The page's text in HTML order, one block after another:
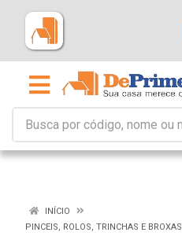
INÍCIO
PINCEIS, ROLOS, TRINCHAS E BROXAS